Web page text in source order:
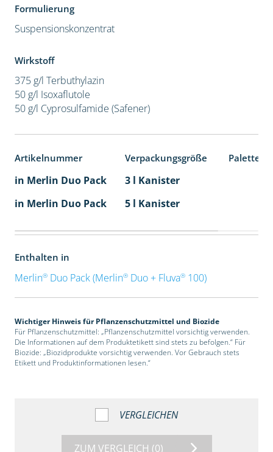
Formulierung
Suspensionskonzentrat
Wirkstoff
375 g/l Terbuthylazin
50 g/l Isoxaflutole
50 g/l Cyprosulfamide (Safener)
Artikelnummer Verpackungsgröße
in Merlin Duo Pack
3 l Kanister
in Merlin Duo Pack
5 l Kanister
Enthalten in
Merlin®Duo Pack (Merlin®Duo + Fluva®100)
Wichtiger Hinweis für Pflanzenschutzmittel und Biozide
Für Pflanzenschutzmittel: „Pflanzenschutzmittel vorsichtig verwenden.
Die Informationen auf dem Produktetikett sind stets zu befolgen.“ Für
Biozide: „Biozidprodukte vorsichtig verwenden. Vor Gebrauch stets
Etikett und Produktinformationen lesen.“
VERGLEICHEN
ZUM VERGLEICH (0)